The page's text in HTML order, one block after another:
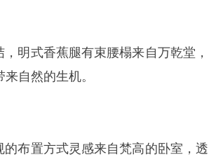
明式香蕉腿有束腰榻来自万乾堂，
自然的生机。
布置方式灵感来自梵高的卧室，透